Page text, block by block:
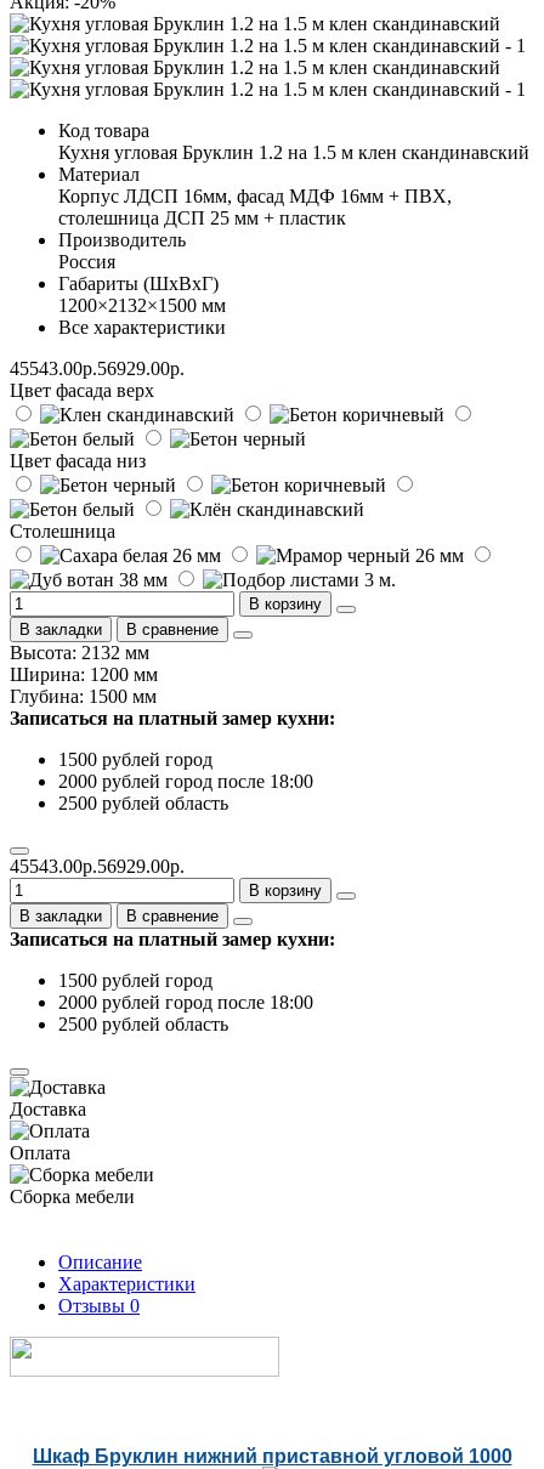
Код товара
Кухня угловая Бруклин 1.2 на 1.5 м клен скандинавский
Материал
Корпус ЛДСП 16мм, фасад МДФ 16мм + ПВХ,
столешница ДСП 25 мм + пластик
Производитель
Россия
Габариты (ШхВхГ)
1200×2132×1500 мм
Все характеристики
45543.00р.56929.00р.
Цвет фасада верх
Цвет фасада низ
Столешница
В корзину
В закладки
В сравнение
Высота: 2132 мм
Ширина: 1200 мм
Глубина: 1500 мм
Записаться на платный замер кухни:
1500 рублей город
2000 рублей город после 18:00
2500 рублей область
45543.00р.56929.00р.
В корзину
В закладки
В сравнение
Записаться на платный замер кухни:
1500 рублей город
2000 рублей город после 18:00
2500 рублей область
Доставка
Оплата
Сборка мебели
Описание
Характеристики
Отзывы 0
Шкаф Бруклин нижний приставной угловой 1000